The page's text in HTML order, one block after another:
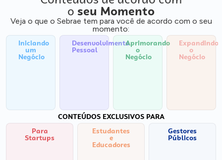
o seu Momento
Veja o que o Sebrae tem para você de acordo com o seu
momento:
Iniciando
um
Negócio
Desenvolvimento
Pessoal
Aprimorando
o
Negócio
Expandindo
o
Negócio
CONTEÚDOS EXCLUSIVOS PARA
Para
Startups
Estudantes
e
Educadores
Gestores
Públicos